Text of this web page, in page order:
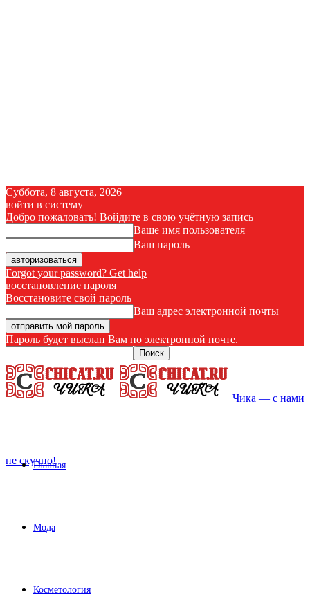
Суббота, 8 августа, 2026
войти в систему
Добро пожаловать! Войдите в свою учётную запись
Ваше имя пользователя
Ваш пароль
Forgot your password? Get help
восстановление пароля
Восстановите свой пароль
Ваш адрес электронной почты
Пароль будет выслан Вам по электронной почте.
Чика — с нами
не скучно!
Главная
Мода
Косметология